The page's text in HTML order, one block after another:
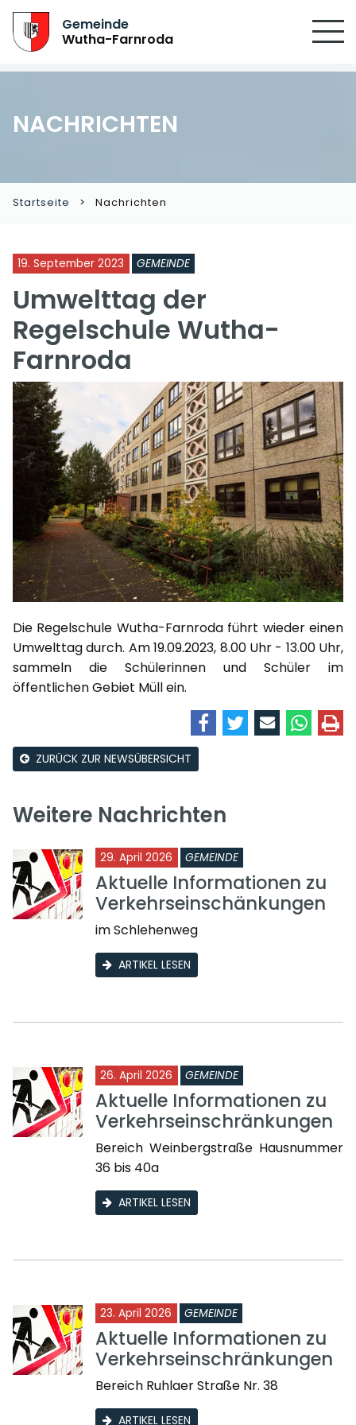
Gemeinde
Wutha-Farnroda
NACHRICHTEN
Startseite Nachrichten
19. September 2023 GEMEINDE
Umwelttag der
Regelschule Wutha-
Farnroda
Die Regelschule Wutha-Farnroda führt wieder einen
Umwelttag durch. Am 19.09.2023, 8.00 Uhr - 13.00 Uhr,
sammeln die Schülerinnen und Schüler im
öffentlichen Gebiet Müll ein.
ZURÜCK ZUR NEWSÜBERSICHT
Weitere Nachrichten
29. April 2026 GEMEINDE
Aktuelle Informationen zu
Verkehrseinschänkungen
im Schlehenweg
ARTIKEL LESEN
26. April 2026 GEMEINDE
Aktuelle Informationen zu
Verkehrseinschränkungen
Bereich Weinbergstraße Hausnummer
36 bis 40a
ARTIKEL LESEN
23. April 2026 GEMEINDE
Aktuelle Informationen zu
Verkehrseinschränkungen
Bereich Ruhlaer Straße Nr. 38
ARTIKEL LESEN